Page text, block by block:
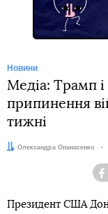
Новини
Медіа: Трамп
припинення
тижні
Автор:
Олександра Опанасенко
Президент США